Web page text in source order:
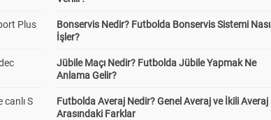
Plus
S
Bonservis Nedir? Futbolda Bonservis Sistemi Nasıl
İşler?
Jübile Maçı Nedir? Futbolda Jübile Yapmak Ne
Anlama Gelir?
Futbolda Averaj Nedir? Genel Averaj ve İkili Averaj
Arasındaki Farklar